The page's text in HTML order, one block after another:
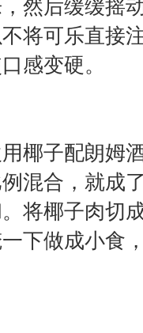
然后缓缓摇
将可乐直接
感变硬。
子配朗姆
混合，就成
将椰子肉切
下做成小食